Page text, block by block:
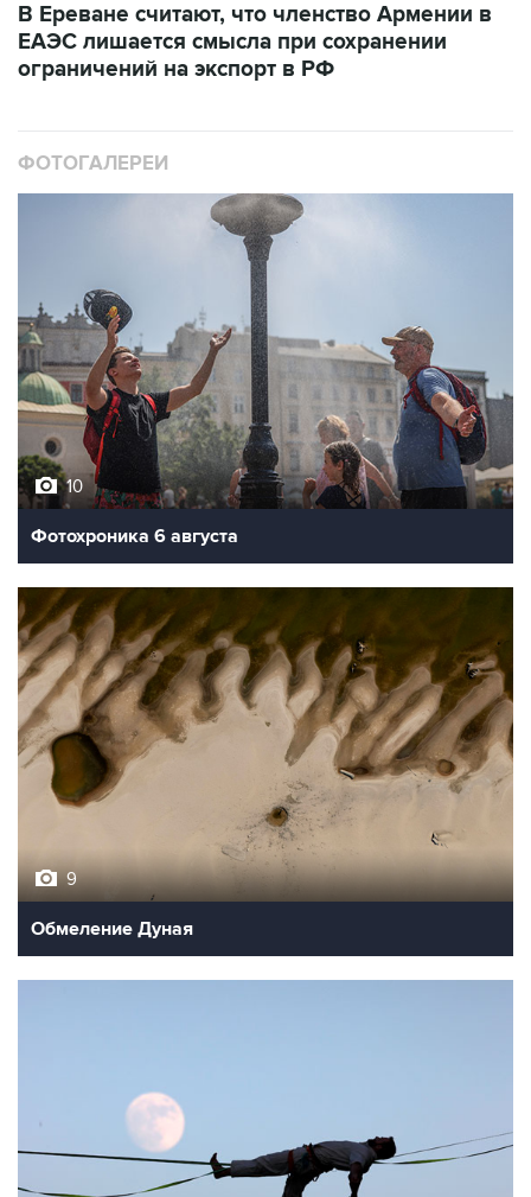
В Ереване считают, что членство Армении в
ЕАЭС лишается смысла при сохранении
ограничений на экспорт в РФ
ФОТОГАЛЕРЕИ
10
Фотохроника 6 августа
9
Обмеление Дуная